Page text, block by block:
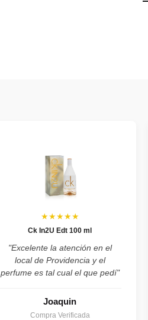
★★★★★
Ck In2U Edt 100 ml
"Excelente la atención en el
local de Providencia y el
perfume es tal cual el que pedí"
Joaquin
Compra Verificada